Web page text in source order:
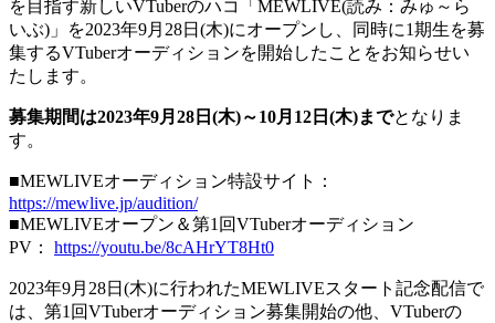
を目指す新しいVTuberのハコ「MEWLIVE(読み：みゅ～ら
いぶ)」を2023年9月28日(木)にオープンし、同時に1期生を募
集するVTuberオーディションを開始したことをお知らせい
たします。
募集期間は2023年9月28日(木)～10月12日(木)までとなりま
す。
■MEWLIVEオーディション特設サイト：
https://mewlive.jp/audition/
■MEWLIVEオープン＆第1回VTuberオーディション
PV： https://youtu.be/8cAHrYT8Ht0
2023年9月28日(木)に行われたMEWLIVEスタート記念配信で
は、第1回VTuberオーディション募集開始の他、VTuberの